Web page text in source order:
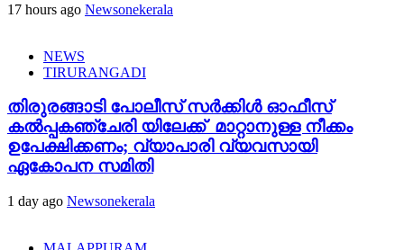
17 hours ago Newsonekerala
NEWS
TIRURANGADI
തിരുരങ്ങാടി പോലീസ് സർക്കിൾ ഓഫീസ്
കൽപ്പകഞ്ചേരി യിലേക്ക് മാറ്റാനുള്ള നീക്കം
ഉപേക്ഷിക്കണം; വ്യാപാരി വ്യവസായി
ഏകോപന സമിതി
1 day ago Newsonekerala